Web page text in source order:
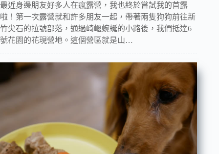
最近身邊朋友好多人在瘋露營，我也終於嘗試我的首露
啦！第一次露營就和許多朋友一起，帶著兩隻狗狗前往新
竹尖石的拉號部落，通過崎嶇蜿蜒的小路後，我們抵達6
號花園的花現營地。這個營區就是山…